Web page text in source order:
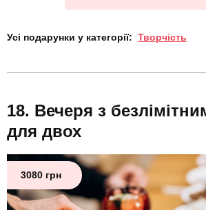
Усі подарунки у категорії: Творчість
Вечеря з
для двох
3080 грн